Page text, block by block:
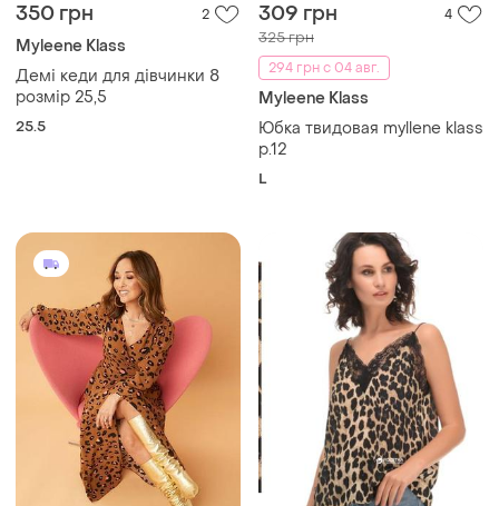
350 грн 2
Myleene Klass
Демі кеди для дівчинки 8
розмір 25,5
25.5
309 грн 4
325 грн
294 грн с 04 авг.
Myleene Klass
Юбка твидовая myllene klass
р.12
L